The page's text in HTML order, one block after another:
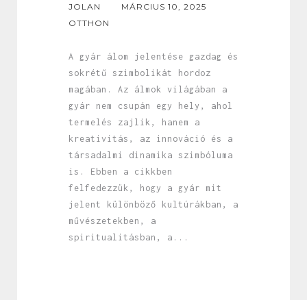
JOLAN
MÁRCIUS 10, 2025
OTTHON
A gyár álom jelentése gazdag és
sokrétű szimbolikát hordoz
magában. Az álmok világában a
gyár nem csupán egy hely, ahol
termelés zajlik, hanem a
kreativitás, az innováció és a
társadalmi dinamika szimbóluma
is. Ebben a cikkben
felfedezzük, hogy a gyár mit
jelent különböző kultúrákban, a
művészetekben, a
spiritualitásban, a...